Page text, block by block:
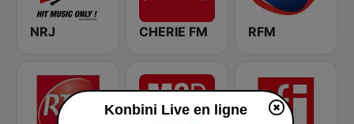
NRJ CHERIE FM RFM
Konbini Live en ligne